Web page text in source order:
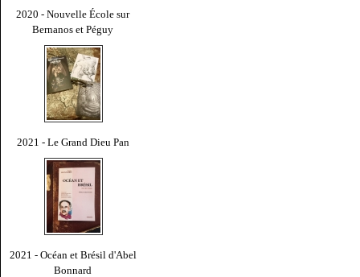
2020 - Nouvelle École sur
Bernanos et Péguy
2021 - Le Grand Dieu Pan
2021 - Océan et Brésil d'Abel
Bonnard